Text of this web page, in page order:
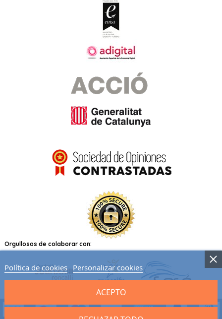
Orgullosos de colaborar con:
Política de cookies Personalizar cookies
ACEPTO